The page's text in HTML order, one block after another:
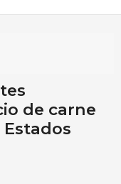
de carne